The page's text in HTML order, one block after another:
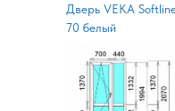
Дверь VEKA
70 белый